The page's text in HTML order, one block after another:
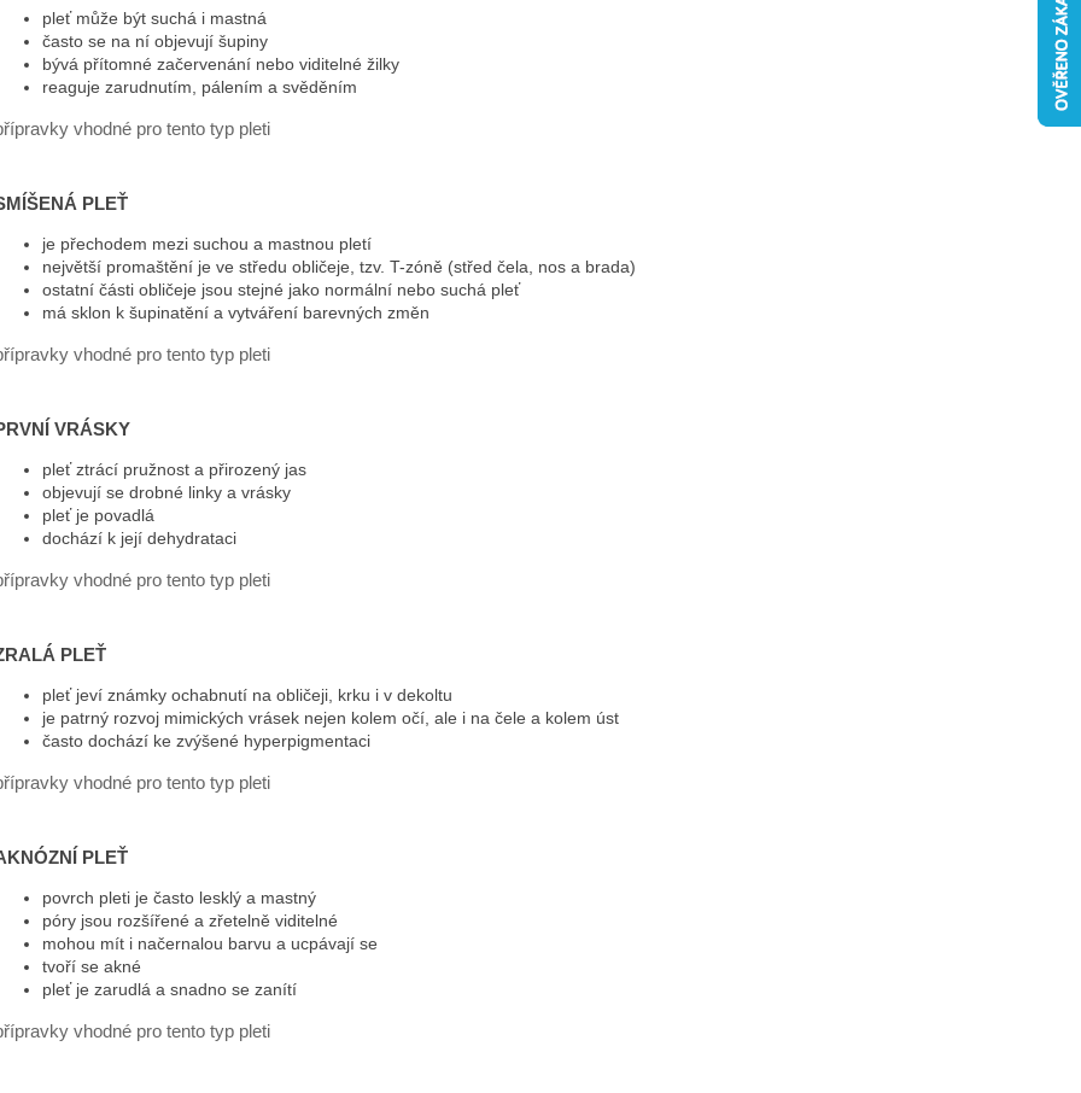
pleť může být suchá i mastná
často se na ní objevují šupiny
bývá přítomné začervenání nebo viditelné žilky
reaguje zarudnutím, pálením a svěděním
vhodné pro tento typ pleti
PLEŤ
je přechodem mezi suchou a mastnou pletí
největší promaštění je ve středu obličeje, tzv. T-zóně (střed čela, nos a brada)
ostatní části obličeje jsou stejné jako normální nebo suchá pleť
má sklon k šupinatění a vytváření barevných změn
vhodné pro tento typ pleti
VRÁSKY
pleť ztrácí pružnost a přirozený jas
objevují se drobné linky a vrásky
pleť je povadlá
dochází k její dehydrataci
vhodné pro tento typ pleti
PLEŤ
pleť jeví známky ochabnutí na obličeji, krku i v dekoltu
je patrný rozvoj mimických vrásek nejen kolem očí, ale i na čele a kolem úst
často dochází ke zvýšené hyperpigmentaci
vhodné pro tento typ pleti
PLEŤ
povrch pleti je často lesklý a mastný
póry jsou rozšířené a zřetelně viditelné
mohou mít i načernalou barvu a ucpávají se
tvoří se akné
pleť je zarudlá a snadno se zanítí
vhodné pro tento typ pleti
330 Kč
32 Kč
Původně: